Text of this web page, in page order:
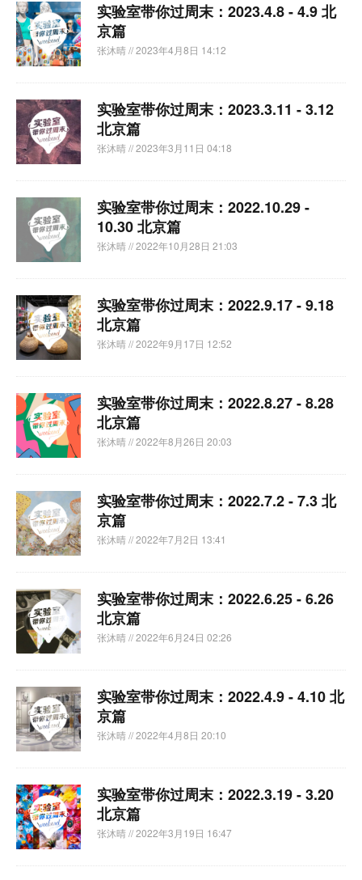
实验室带你过周末：2023.4.8 - 4.9 北
京篇
张沐晴// 2023年4月8日 14:12
实验室带你过周末：2023.3.11 - 3.12
北京篇
张沐晴// 2023年3月11日 04:18
实验室带你过周末：2022.10.29 -
10.30 北京篇
张沐晴// 2022年10月28日 21:03
实验室带你过周末：2022.9.17 - 9.18
北京篇
张沐晴// 2022年9月17日 12:52
实验室带你过周末：2022.8.27 - 8.28
北京篇
张沐晴// 2022年8月26日 20:03
实验室带你过周末：2022.7.2 - 7.3 北
京篇
张沐晴// 2022年7月2日 13:41
实验室带你过周末：2022.6.25 - 6.26
北京篇
张沐晴// 2022年6月24日 02:26
实验室带你过周末：2022.4.9 - 4.10 北
京篇
张沐晴// 2022年4月8日 20:10
实验室带你过周末：2022.3.19 - 3.20
北京篇
张沐晴// 2022年3月19日 16:47